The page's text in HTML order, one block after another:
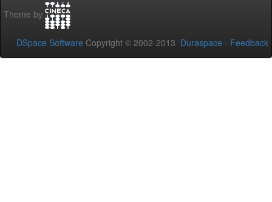
Theme by
DSpace Software Copyright © 2002-2013 Duraspace - Feedback